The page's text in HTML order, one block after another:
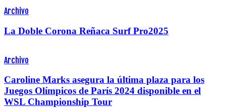
Archivo
La Doble Corona Reñaca Surf Pro2025
Archivo
Caroline Marks asegura la última plaza para los
Juegos Olímpicos de París 2024 disponible en el
WSL Championship Tour